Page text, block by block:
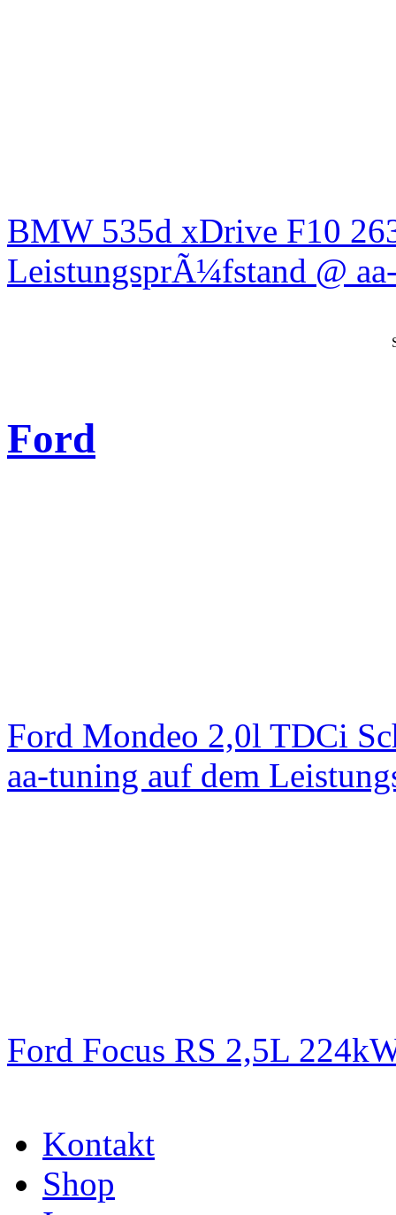
BMW 535d xDrive F10
LeistungsprÃ¼fstand @
Ford
Ford Mondeo 2,0l TDCi
aa-tuning auf dem
Ford Focus RS 2,5L
Kontakt
Shop